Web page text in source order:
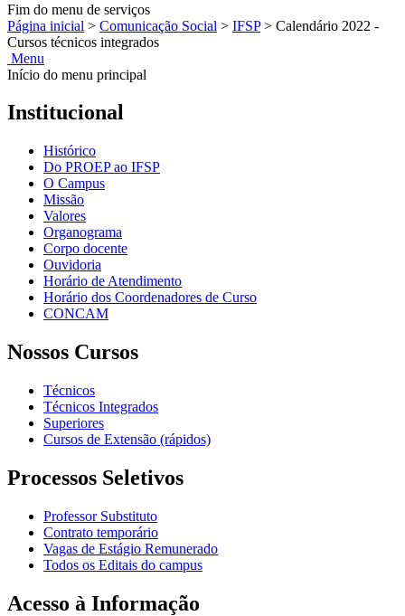
Fim do menu de serviços
Página inicial > Comunicação Social > IFSP > Calendário 2022 -
Cursos técnicos integrados
Menu
Início do menu principal
Institucional
Histórico
Do PROEP ao IFSP
O Campus
Missão
Valores
Organograma
Corpo docente
Ouvidoria
Horário de Atendimento
Horário dos Coordenadores de Curso
CONCAM
Nossos Cursos
Técnicos
Técnicos Integrados
Superiores
Cursos de Extensão (rápidos)
Processos Seletivos
Professor Substituto
Contrato temporário
Vagas de Estágio Remunerado
Todos os Editais do campus
Acesso à Informação